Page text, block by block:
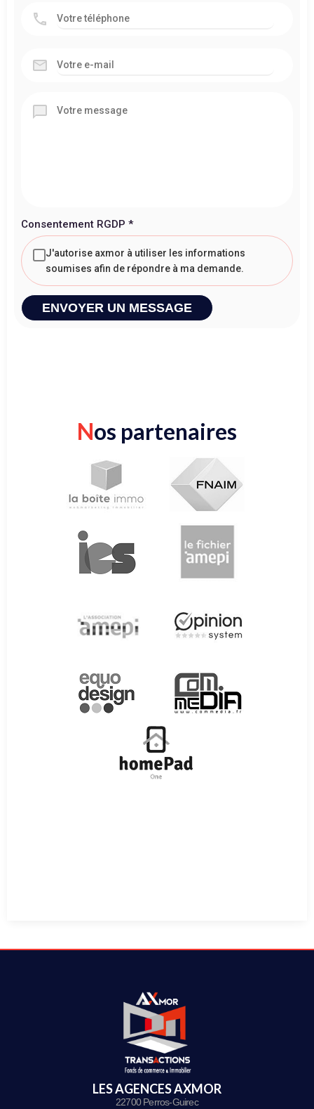
Consentement RGDP *
J'autorise axmor à utiliser les informations
soumises afin de répondre à ma demande.
ENVOYER UN MESSAGE
Nos partenaires
LES AGENCES AXMOR
22700 Perros-Guirec